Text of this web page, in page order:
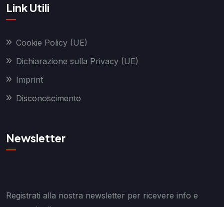
Link Utili
Cookie Policy (UE)
Dichiarazione sulla Privacy (UE)
Imprint
Disconoscimento
Newsletter
Registrati alla nostra newsletter per ricevere info e